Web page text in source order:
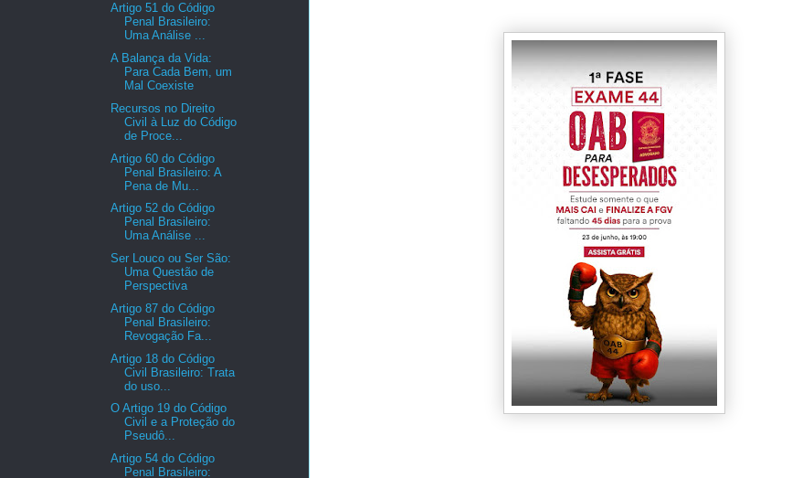
Artigo 51 do Código
Penal Brasileiro:
Uma Análise ...
A Balança da Vida:
Para Cada Bem, um
Mal Coexiste
Recursos no Direito
Civil à Luz do Código
de Proce...
Artigo 60 do Código
Penal Brasileiro: A
Pena de Mu...
Artigo 52 do Código
Penal Brasileiro:
Uma Análise ...
Ser Louco ou Ser São:
Uma Questão de
Perspectiva
Artigo 87 do Código
Penal Brasileiro:
Revogação Fa...
Artigo 18 do Código
Civil Brasileiro: Trata
do uso...
O Artigo 19 do Código
Civil e a Proteção do
Pseudô...
Artigo 54 do Código
Penal Brasileiro: